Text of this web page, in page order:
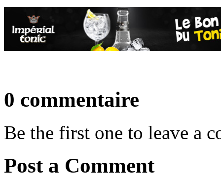
0 commentaire
Be the first one to leave a
Post a Comment